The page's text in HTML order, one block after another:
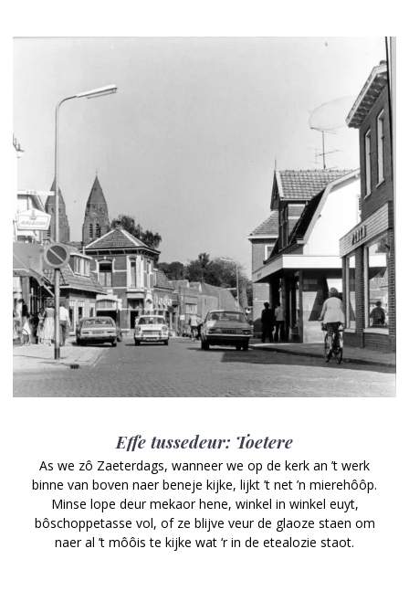
Effe tussedeur: Toetere
As we zô Zaeterdags, wanneer we op de kerk an ’t werk
binne van boven naer beneje kijke, lijkt ’t net ’n mierehôôp.
Minse lope deur mekaor hene, winkel in winkel euyt,
bôschoppetasse vol, of ze blijve veur de glaoze staen om
naer al ’t môôis te kijke wat ‘r in de etealozie staot.